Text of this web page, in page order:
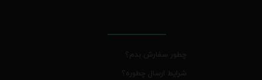
چطور سفارش بدم؟
شرایط ارسال چطوره؟